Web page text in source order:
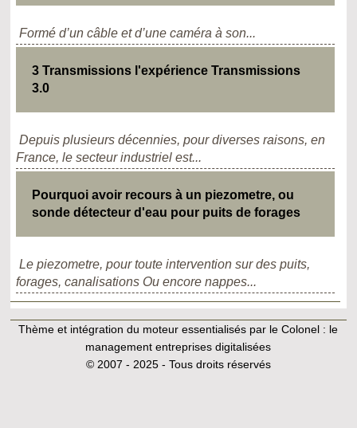
Formé d’un câble et d’une caméra à son...
3 Transmissions l'expérience Transmissions
3.0
Depuis plusieurs décennies, pour diverses raisons, en
France, le secteur industriel est...
Pourquoi avoir recours à un piezometre, ou
sonde détecteur d'eau pour puits de forages
Le piezometre, pour toute intervention sur des puits,
forages, canalisations Ou encore nappes...
Thème et intégration du moteur essentialisés par le Colonel : le
management entreprises digitalisées
© 2007 - 2025 - Tous droits réservés